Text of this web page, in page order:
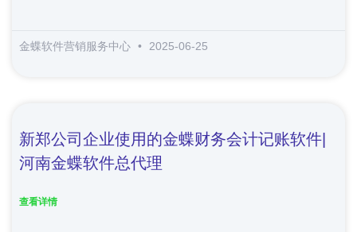
金蝶软件营销服务中心 2025-06-25
新郑公司企业使用的金蝶财务会计记账软件|
河南金蝶软件总代理
查看详情